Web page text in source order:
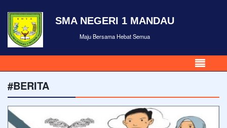
SMA NEGERI 1 MANDAU
Maju Bersama Hebat Semua
#BERITA